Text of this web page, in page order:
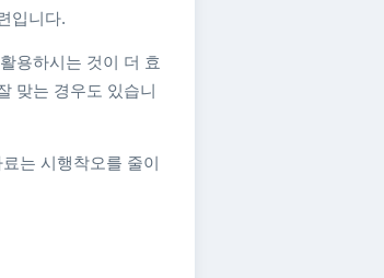
입니다.
용하시는 것이 더 효
맞는 경우도 있습니
는 시행착오를 줄이